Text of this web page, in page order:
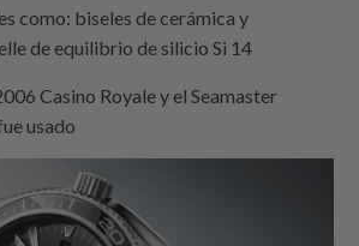
como: biseles de cerámica y
de equilibrio de silicio Si 14
Casino Royale y el Seamaster
usado